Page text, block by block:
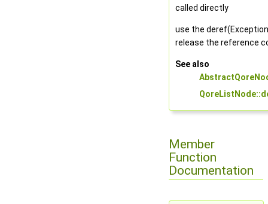
called directly
use the
release the reference
See also
Member
Function
Documentation